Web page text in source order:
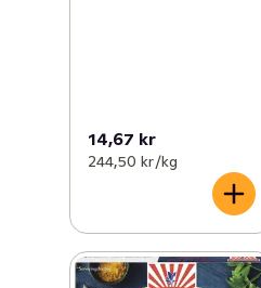
hjälp. Låt oss bygga en
Besök gärna vår hemsida
inspiration och för att hitta
14,67 kr
244,50 kr /kg